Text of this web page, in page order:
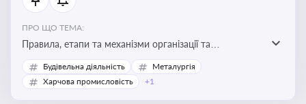
ПРО ЩО ТЕМА:
Правила, етапи та механізми організації та
проведення закупівель товарів, робіт та послуг за
державні чи публічні кошти
Будівельна діяльність
Металургія
Харчова промисловість
+1